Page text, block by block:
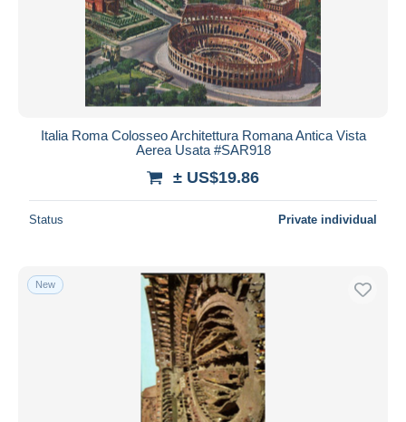
Submit
Italia Roma Colosseo Architettura Romana Antica Vista
Aerea Usata #SAR918
± US$19.86
Status Private individual
New